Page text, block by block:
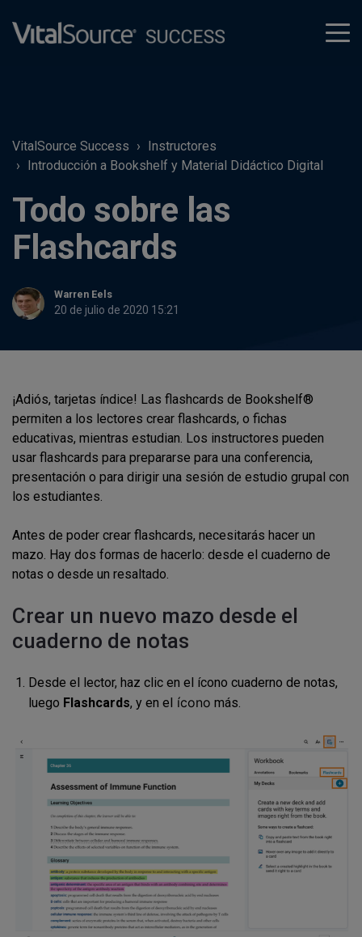
VitalSource Success
Instructores
Introducción a Bookshelf y Material Didáctico Digital
Todo sobre las
Flashcards
Warren Eels
20 de julio de 2020 15:21
¡Adiós, tarjetas índice! Las flashcards de Bookshelf®
permiten a los lectores crear flashcards, o fichas
educativas, mientras estudian. Los instructores pueden
usar flashcards para prepararse para una conferencia,
presentación o para dirigir una sesión de estudio grupal con
los estudiantes.
Antes de poder crear flashcards, necesitarás hacer un
mazo. Hay dos formas de hacerlo: desde el cuaderno de
notas o desde un resaltado.
Crear un nuevo mazo desde el
cuaderno de notas
Desde el lector, haz clic en el ícono cuaderno de notas,
luego Flashcards, y en el ícono más.